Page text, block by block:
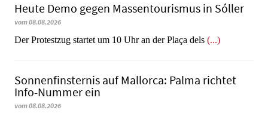
Heute Demo gegen Massentourismus in Sóller
vom 08.08.2026
Der Protestzug startet um 10 Uhr an der Plaça dels (...)
Sonnenfinsternis auf Mallorca: Palma richtet
Info-Nummer ein
vom 08.08.2026